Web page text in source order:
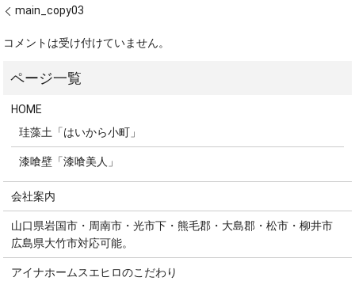
main_copy03
コメントは受け付けていません。
HOME
珪藻土「はいから小町」
漆喰壁「漆喰美人」
会社案内
山口県岩国市・周南市・光市下・熊毛郡・大島郡・松市・柳井市
広島県大竹市対応可能。
アイナホームスエヒロのこだわり